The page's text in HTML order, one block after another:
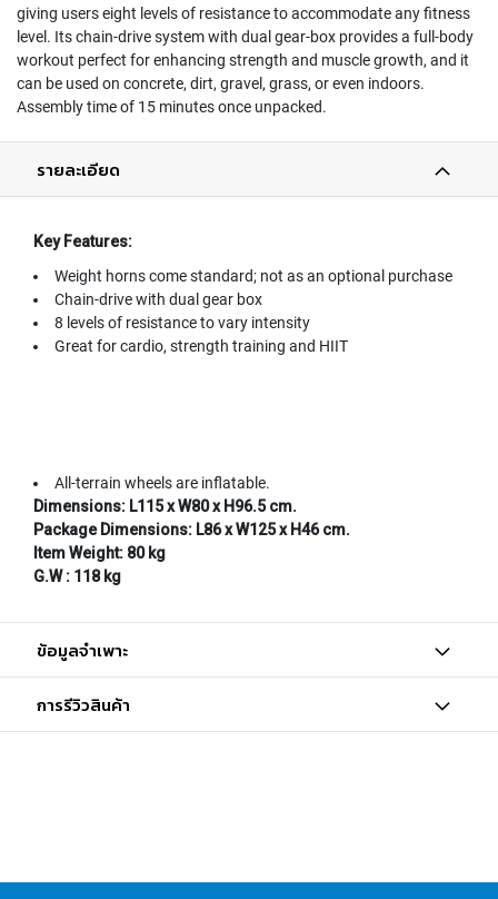
giving users eight levels of resistance to accommodate any fitness
level. Its chain-drive system with dual gear-box provides a full-body
workout perfect for enhancing strength and muscle growth, and it
can be used on concrete, dirt, gravel, grass, or even indoors.
Assembly time of 15 minutes once unpacked.
รายละเอียด
Key Features:
Weight horns come standard; not as an optional purchase
Chain-drive with dual gear box
8 levels of resistance to vary intensity
Great for cardio, strength training and HIIT
All-terrain wheels are inflatable.
Dimensions: L115 x W80 x H96.5 cm.
Package Dimensions: L86 x W125 x H46 cm.
Item Weight: 80 kg
G.W : 118 kg
ข้อมูลจำเพาะ
การรีวิวสินค้า